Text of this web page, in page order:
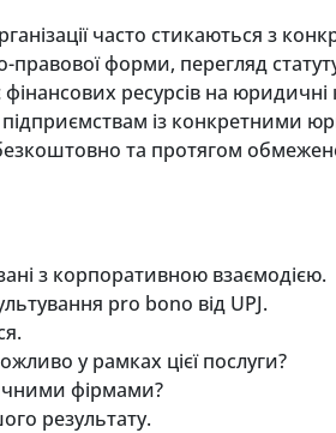
часто стикаються з
правової форми, перегляд
ресурсів на
із конкретними
та протягом
з корпоративною взаємодією.
pro bono від UPJ.
у рамках цієї послуги?
фірмами?
результату.